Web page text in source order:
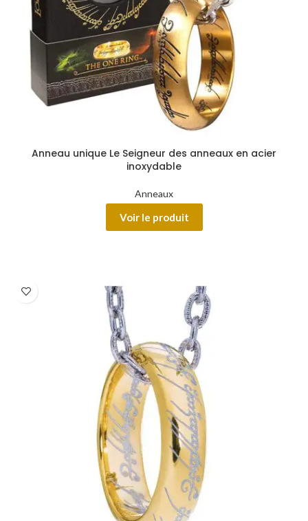
Anneau unique Le Seigneur des anneaux en acier
inoxydable
Anneaux
Voir le produit